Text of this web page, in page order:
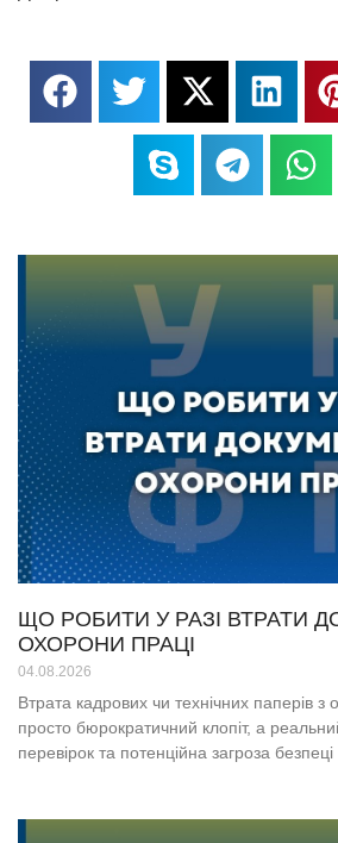
ЩО РОБИТИ У РАЗІ ВТРАТИ
ОХОРОНИ ПРАЦІ
04.08.2026
Втрата кадрових чи технічних паперів
просто бюрократичний клопіт, а
перевірок та потенційна загроза безпеці